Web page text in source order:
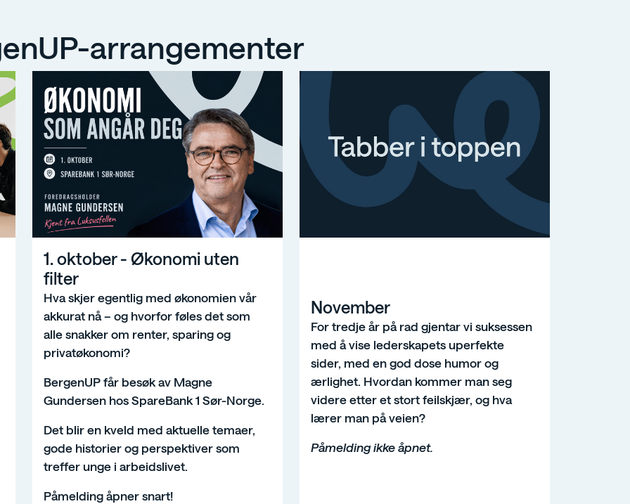
arrangementer
1. oktober - Økonomi uten
filter
Hva skjer egentlig med økonomien vår
akkurat nå – og hvorfor føles det som
alle snakker om renter, sparing og
privatøkonomi?
BergenUP får besøk av Magne
Gundersen hos SpareBank 1 Sør-Norge.
Det blir en kveld med aktuelle temaer,
gode historier og perspektiver som
treffer unge i arbeidslivet.
Påmelding åpner snart!
November
For tredje år på rad gjentar vi suksessen
med å vise lederskapets uperfekte
sider, med en god dose humor og
ærlighet. Hvordan kommer man seg
videre etter et stort feilskjær, og hva
lærer man på veien?
Påmelding ikke åpnet.